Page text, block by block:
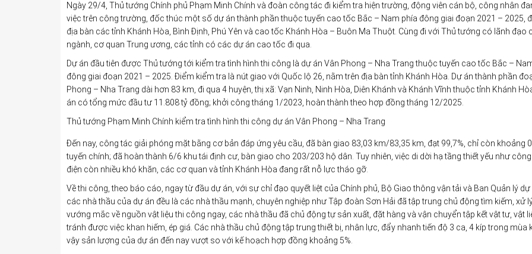
Ngày 29/4, Thủ tướng Chính phủ Phạm Minh Chính và đoàn công tác đi kiểm tra hiện trường, động viên cán bộ, công nhân
việc trên công trường, đốc thúc một số dự án thành phần thuộc tuyến cao tốc Bắc – Nam phía đông giai đoạn 2021 – 2025,
địa bàn các tỉnh Khánh Hòa, Bình Định, Phú Yên và cao tốc Khánh Hòa – Buôn Ma Thuột. Cùng đi với Thủ tướng có lãnh đạo
ngành, cơ quan Trung ương, các tỉnh có các dự án cao tốc đi qua.
Dự án đầu tiên được Thủ tướng tới kiểm tra tình hình thi công là dự án Vân Phong – Nha Trang thuộc tuyến cao tốc Bắc –
đông giai đoạn 2021 – 2025. Điểm kiểm tra là nút giao với Quốc lộ 26, nằm trên địa bàn tỉnh Khánh Hòa. Dự án thành phần
Phong – Nha Trang dài hơn 83 km, đi qua 4 huyện, thị xã: Vạn Ninh, Ninh Hòa, Diên Khánh và Khánh Vĩnh thuộc tỉnh Khánh
án có tổng mức đầu tư 11.808 tỷ đồng; khởi công tháng 1/2023, hoàn thành theo hợp đồng tháng 12/2025.
Thủ tướng Phạm Minh Chính kiểm tra tình hình thi công dự án Vân Phong – Nha Trang
Đến nay, công tác giải phóng mặt bằng cơ bản đáp ứng yêu cầu, đã bàn giao 83,03 km/83,35 km, đạt 99,7%, chỉ còn khoảng
tuyến chính; đã hoàn thành 6/6 khu tái định cư, bàn giao cho 203/203 hộ dân. Tuy nhiên, việc di dời hạ tầng thiết yếu như
điện còn nhiều khó khăn, các cơ quan và tỉnh Khánh Hòa đang rất nỗ lực tháo gỡ.
Về thi công, theo báo cáo, ngay từ đầu dự án, với sự chỉ đạo quyết liệt của Chính phủ, Bộ Giao thông vận tải và Ban Quản lý dự
các nhà thầu của dự án đều là các nhà thầu mạnh, chuyên nghiệp như Tập đoàn Sơn Hải đã tập trung chủ động tìm kiếm, xử
vướng mắc về nguồn vật liệu thi công ngay, các nhà thầu đã chủ động tự sản xuất, đặt hàng và vận chuyển tập kết vật tư, vật
tránh được việc khan hiếm, ép giá. Các nhà thầu chủ động tập trung thiết bị, nhân lực, đẩy nhanh tiến độ 3 ca, 4 kíp trong mùa
vậy sản lượng của dự án đến nay vượt so với kế hoạch hợp đồng khoảng 5%.